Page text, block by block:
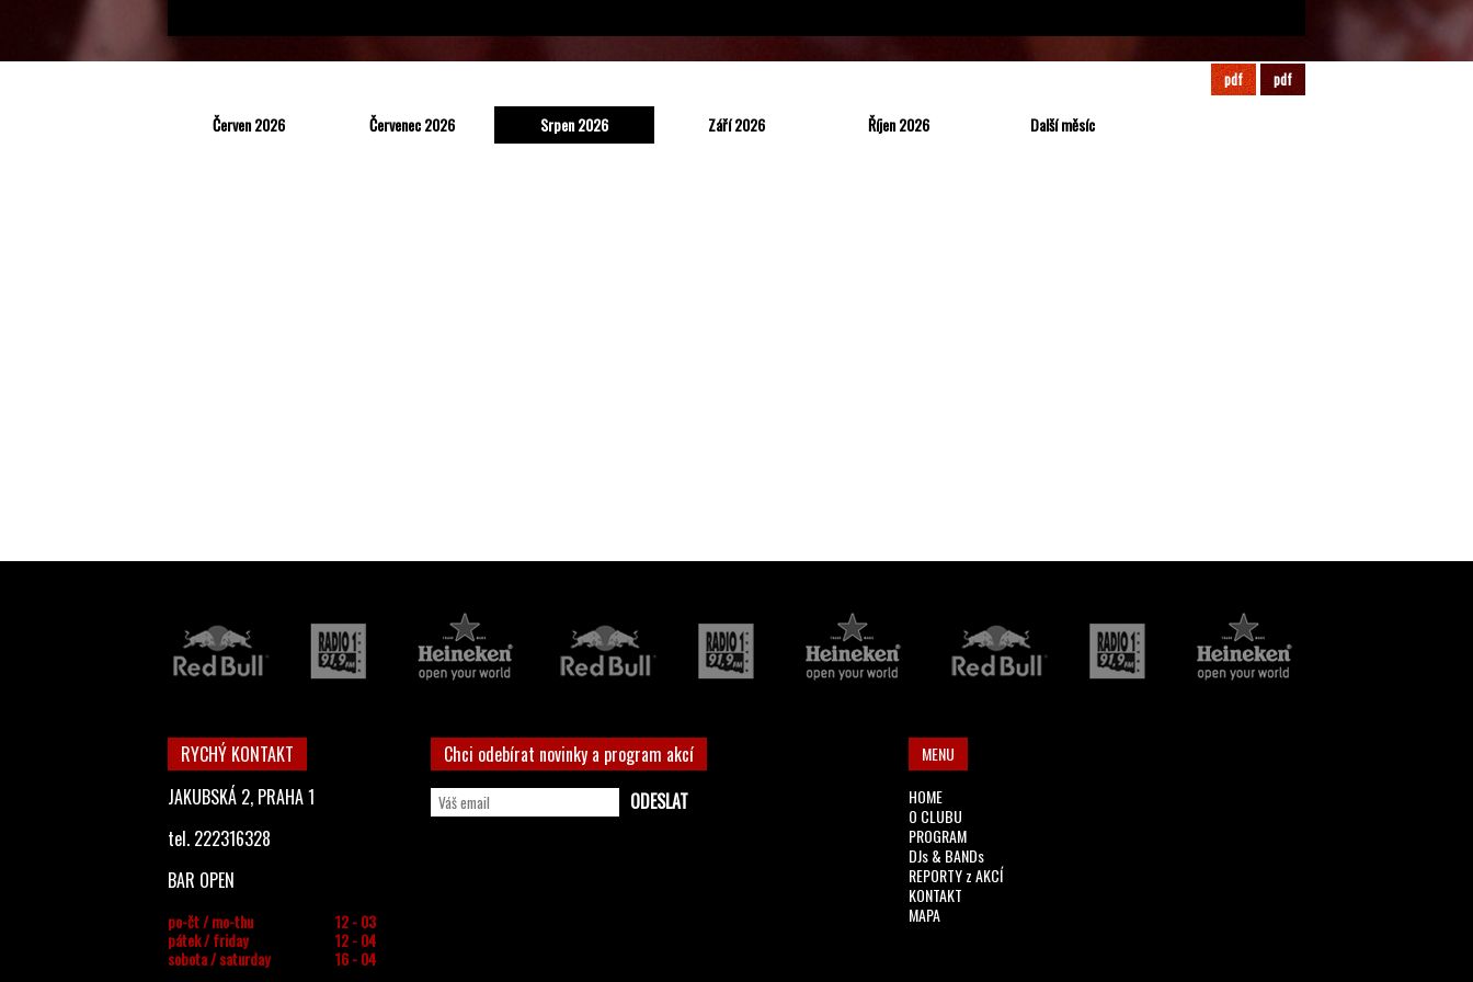
pdf pdf
Červen 2026 Červenec 2026 Srpen 2026 Září 2026 Říjen 2026 Další měsíc
RYCHÝ KONTAKT
JAKUBSKÁ 2, PRAHA 1
tel. 222316328
BAR OPEN
po-čt / mo-thu
12 - 03
pátek / friday
12 - 04
sobota / saturday
16 - 04
Chci odebírat novinky a program akcí
MENU
HOME
O CLUBU
PROGRAM
DJs & BANDs
REPORTY z AKCÍ
KONTAKT
MAPA